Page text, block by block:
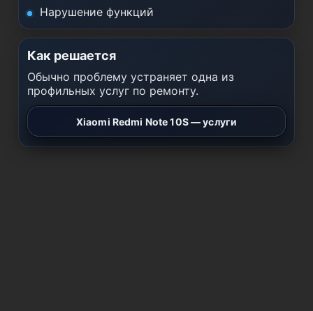
Нарушение функций
Как решается
Обычно проблему устраняет одна из
профильных услуг по ремонту.
Xiaomi Redmi Note 10S — услуги